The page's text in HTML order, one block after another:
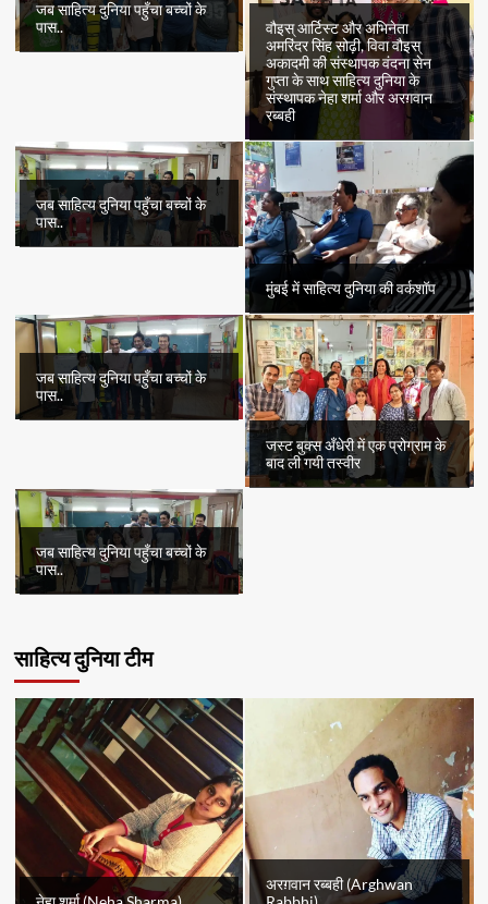
जब साहित्य दुनिया पहुँचा बच्चों के
पास..
वौइस् आर्टिस्ट और अभिनेता
अमरिंदर सिंह सोढ़ी, विवा वौइस्
अकादमी की संस्थापक वंदना सेन
गुप्ता के साथ साहित्य दुनिया के
संस्थापक नेहा शर्मा और अरग़वान
रब्बही
जब साहित्य दुनिया पहुँचा बच्चों के
पास..
मुंबई में साहित्य दुनिया की वर्कशॉप
जब साहित्य दुनिया पहुँचा बच्चों के
पास..
जस्ट बुक्स अँधेरी में एक प्रोग्राम के
बाद ली गयी तस्वीर
जब साहित्य दुनिया पहुँचा बच्चों के
पास..
साहित्य दुनिया टीम
अरग़वान रब्बही (Arghwan